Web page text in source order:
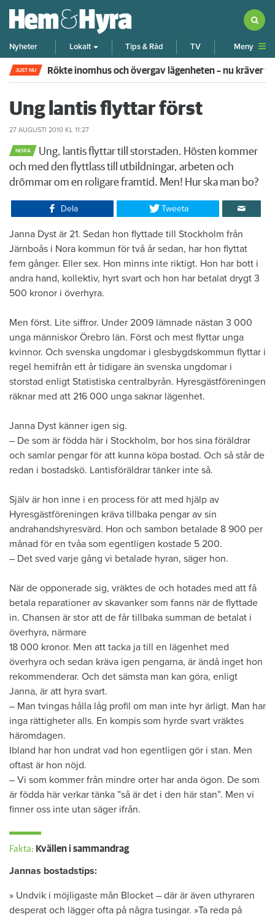
Nyheter Lokalt Tips & Råd TV Meny
JUST NU Rökte inomhus och övergav lägenheten – nu kräver
Ung lantis flyttar först
27 AUGUSTI 2010 KL 11:27
NORA
Ung, lantis flyttar till storstaden. Hösten kommer
och med den flyttlass till utbildningar, arbeten och
drömmar om en roligare framtid. Men! Hur ska man bo?
Dela Tweeta
Janna Dyst är 21. Sedan hon flyttade till Stockholm från
Järnboås i Nora kommun för två år sedan, har hon flyttat
fem gånger. Eller sex. Hon minns inte riktigt. Hon har bott i
andra hand, kollektiv, hyrt svart och hon har betalat drygt 3
500 kronor i överhyra.
Men först. Lite siffror. Under 2009 lämnade nästan 3 000
unga människor Örebro län. Först och mest flyttar unga
kvinnor. Och svenska ungdomar i glesbygdskommun flyttar i
regel hemifrån ett år tidigare än svenska ungdomar i
storstad enligt Statistiska centralbyrån. Hyresgästföreningen
räknar med att 216 000 unga saknar lägenhet.
Janna Dyst känner igen sig.
– De som är födda här i Stockholm, bor hos sina föräldrar
och samlar pengar för att kunna köpa bostad. Och så står de
redan i bostadskö. Lantisföräldrar tänker inte så.
Själv är hon inne i en process för att med hjälp av
Hyresgästföreningen kräva tillbaka pengar av sin
andrahandshyresvärd. Hon och sambon betalade 8 900 per
månad för en tvåa som egentligen kostade 5 200.
– Det sved varje gång vi betalade hyran, säger hon.
När de opponerade sig, vräktes de och hotades med att få
betala reparationer av skavanker som fanns när de flyttade
in. Chansen är stor att de får tillbaka summan de betalat i
överhyra, närmare
18 000 kronor. Men att tacka ja till en lägenhet med
överhyra och sedan kräva igen pengarna, är ändå inget hon
rekommenderar. Och det sämsta man kan göra, enligt
Janna, är att hyra svart.
– Man tvingas hålla låg profil om man inte hyr ärligt. Man har
inga rättigheter alls. En kompis som hyrde svart vräktes
häromdagen.
Ibland har hon undrat vad hon egentligen gör i stan. Men
oftast är hon nöjd.
– Vi som kommer från mindre orter har anda ögon. De som
är födda här verkar tänka ”så är det i den här stan”. Men vi
finner oss inte utan säger ifrån.
Fakta: Kvällen i sammandrag
Jannas bostadstips:
» Undvik i möjligaste mån Blocket – där är även uthyraren
desperat och lägger ofta på några tusingar. »Ta reda på